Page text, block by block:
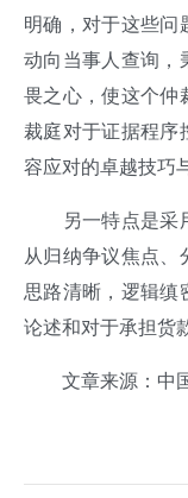
明确，对于这些问
动向当事人查询，
畏之心，使这个仲
裁庭对于证据程序
容应对的卓越技巧
另一特点是采用
从归纳争议焦点、
思路清晰，逻辑缜
论述和对于承担货
文章来源：中国